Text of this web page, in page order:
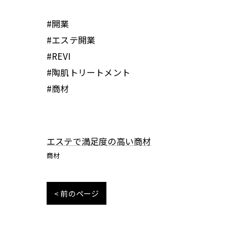
#開業
#エステ開業
#REVI
#陶肌トリートメント
#商材
エステで満足度の高い商材
商材
< 前のページ